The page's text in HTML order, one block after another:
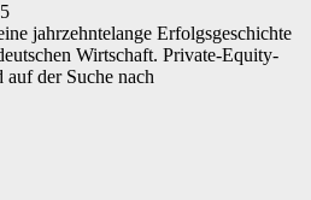
jahrzehntelange Erfolgsgeschichte
Wirtschaft. Private-Equity-
auf der Suche nach